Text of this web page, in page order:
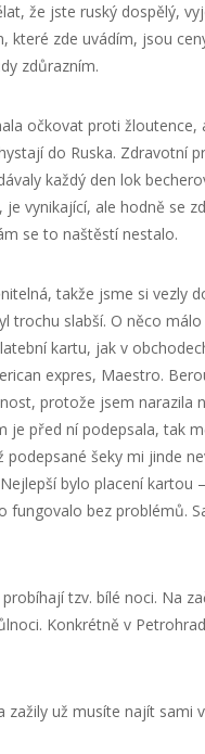
že jste ruský dospělý,
které zde uvádím, jsou
zdůrazním.
očkovat proti
do Ruska. Zdravotní
každý den lok
vynikající, ale hodně se
se to naštěstí nestalo.
takže jsme si vezly
trochu slabší. O něco
kartu, jak v
expres, Maestro.
protože jsem narazila
je před ní podepsala, tak
podepsané šeky mi jinde
bylo placení kartou
fungovalo bez problémů.
tzv. bílé noci. Na
Konkrétně v
už musíte najít sami